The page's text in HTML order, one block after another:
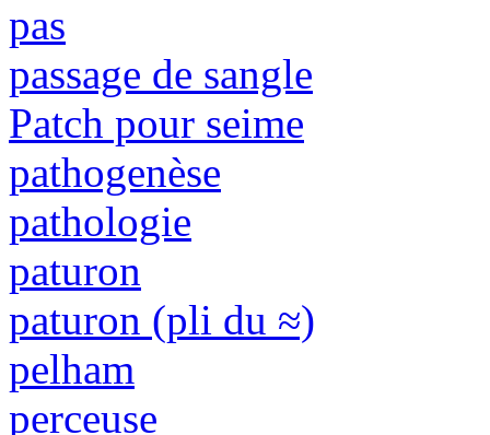
pas
passage de sangle
Patch pour seime
pathogenèse
pathologie
paturon
paturon (pli du ≈)
pelham
perceuse